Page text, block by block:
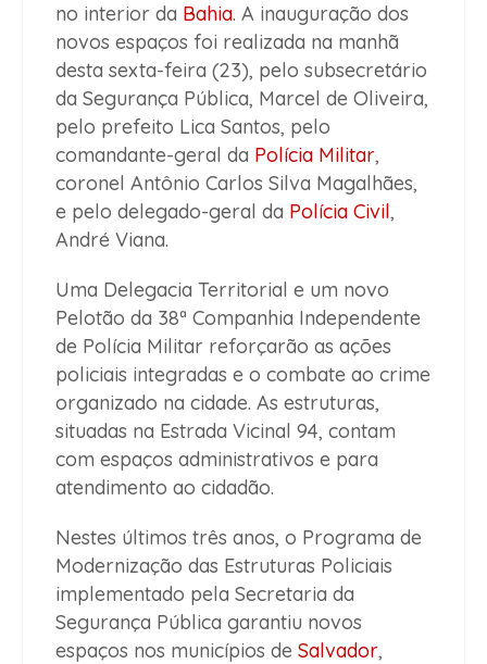
no interior da Bahia. A inauguração dos
novos espaços foi realizada na manhã
desta sexta-feira (23), pelo subsecretário
da Segurança Pública, Marcel de Oliveira,
pelo prefeito Lica Santos, pelo
comandante-geral da Polícia Militar,
coronel Antônio Carlos Silva Magalhães,
e pelo delegado-geral da Polícia Civil,
André Viana.
Uma Delegacia Territorial e um novo
Pelotão da 38ª Companhia Independente
de Polícia Militar reforçarão as ações
policiais integradas e o combate ao crime
organizado na cidade. As estruturas,
situadas na Estrada Vicinal 94, contam
com espaços administrativos e para
atendimento ao cidadão.
Nestes últimos três anos, o Programa de
Modernização das Estruturas Policiais
implementado pela Secretaria da
Segurança Pública garantiu novos
espaços nos municípios de Salvador,